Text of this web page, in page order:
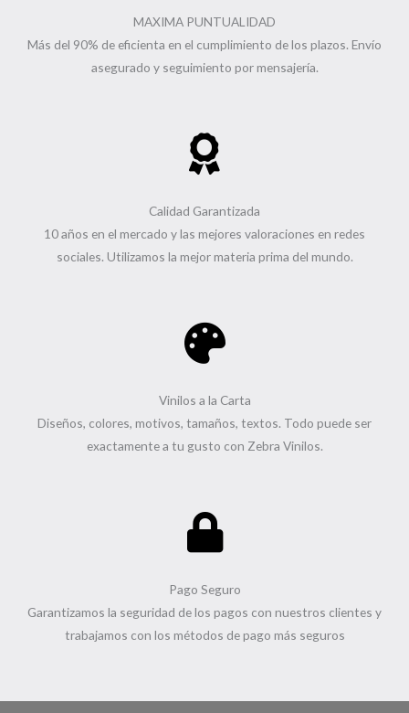
MAXIMA PUNTUALIDAD
Más del 90% de eficienta en el cumplimiento de los plazos. Envío
asegurado y seguimiento por mensajería.
Calidad Garantizada
10 años en el mercado y las mejores valoraciones en redes
sociales. Utilizamos la mejor materia prima del mundo.
Vinilos a la Carta
Diseños, colores, motivos, tamaños, textos. Todo puede ser
exactamente a tu gusto con Zebra Vinilos.
Pago Seguro
Garantizamos la seguridad de los pagos con nuestros clientes y
trabajamos con los métodos de pago más seguros